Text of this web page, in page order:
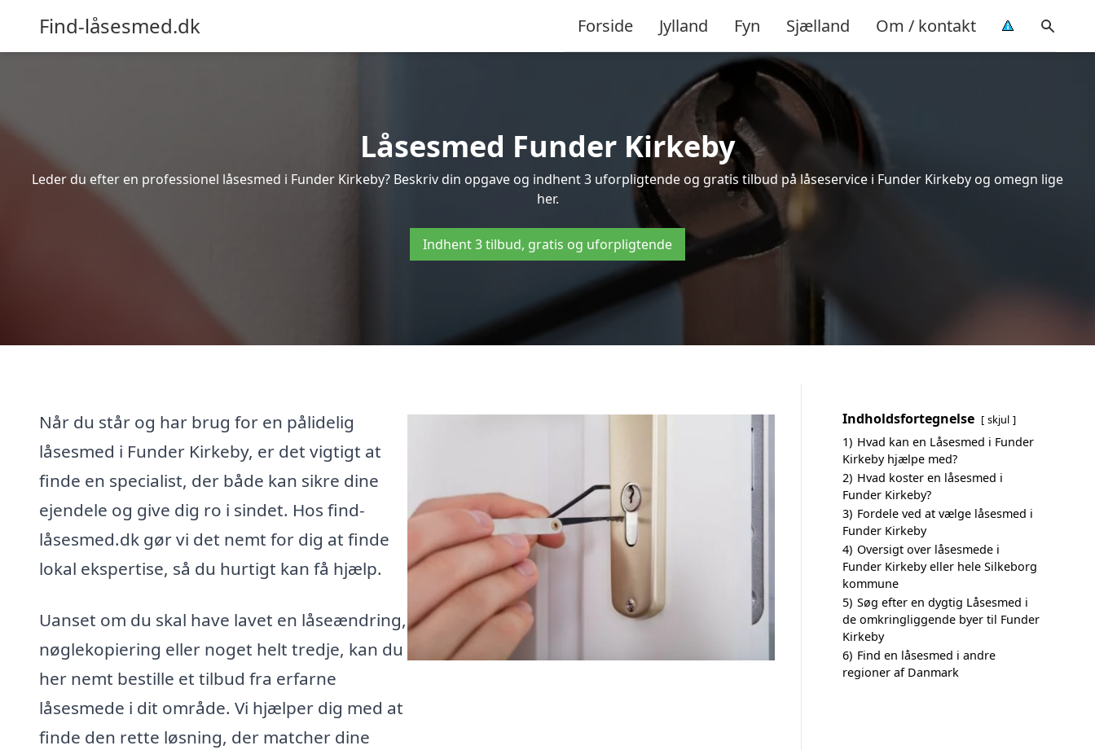
Find-låsesmed.dk Forside Jylland Fyn Sjælland Om / kontakt
Låsesmed Funder Kirkeby
Leder du efter en professionel låsesmed i Funder Kirkeby? Beskriv din opgave og indhent 3 uforpligtende og gratis tilbud på låseservice i Funder Kirkeby og omegn lige
her.
Indhent 3 tilbud, gratis og uforpligtende
Når du står og har brug for en pålidelig
låsesmed i Funder Kirkeby, er det vigtigt at
finde en specialist, der både kan sikre dine
ejendele og give dig ro i sindet. Hos find-
låsesmed.dk gør vi det nemt for dig at finde
lokal ekspertise, så du hurtigt kan få hjælp.
Uanset om du skal have lavet en låseændring,
nøglekopiering eller noget helt tredje, kan du
her nemt bestille et tilbud fra erfarne
låsesmede i dit område. Vi hjælper dig med at
finde den rette løsning, der matcher dine
Indholdsfortegnelse skjul
1) Hvad kan en Låsesmed i Funder
Kirkeby hjælpe med?
2) Hvad koster en låsesmed i
Funder Kirkeby?
3) Fordele ved at vælge låsesmed i
Funder Kirkeby
4) Oversigt over låsesmede i
Funder Kirkeby eller hele Silkeborg
kommune
5) Søg efter en dygtig Låsesmed i
de omkringliggende byer til Funder
Kirkeby
6) Find en låsesmed i andre
regioner af Danmark